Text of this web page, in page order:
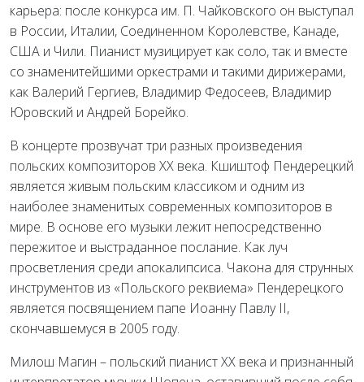
карьера: после конкурса им. П. Чайковского он выступал
в России, Италии, Соединенном Королевстве, Канаде,
США и Чили. Пианист музицирует как соло, так и вместе
со знаменитейшими оркестрами и такими дирижерами,
как Валерий Гергиев, Владимир Федосеев, Владимир
Юровский и Андрей Борейко.
В концерте прозвучат три разных произведения
польских композиторов ХХ века. Кшиштоф Пендерецкий
является живым польским классиком и одним из
наиболее знаменитых современных композиторов в
мире. В основе его музыки лежит непосредственно
пережитое и выстраданное послание. Как луч
просветления среди апокалипсиса. Чакона для струнных
инструментов из «Польского реквиема» Пендерецкого
является посвящением папе Иоанну Павлу II,
скончавшемуся в 2005 году.
Милош Магин – польский пианист ХХ века и признанный